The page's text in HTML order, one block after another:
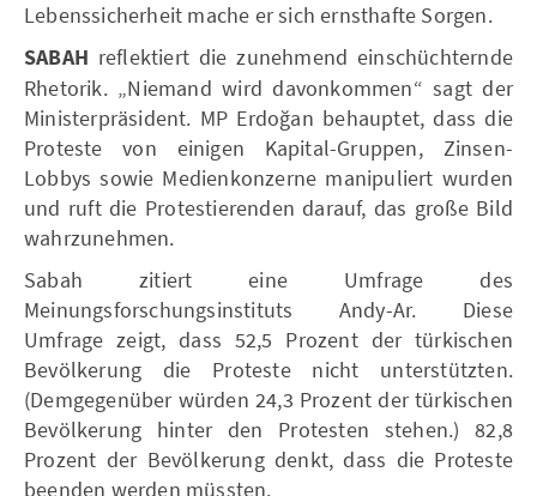
Lebenssicherheit mache er sich ernsthafte Sorgen.
SABAH reflektiert die zunehmend einschüchternde
Rhetorik. „Niemand wird davonkommen“ sagt der
Ministerpräsident. MP Erdoğan behauptet, dass die
Proteste von einigen Kapital-Gruppen, Zinsen-
Lobbys sowie Medienkonzerne manipuliert wurden
und ruft die Protestierenden darauf, das große Bild
wahrzunehmen.
Sabah zitiert eine Umfrage des
Meinungsforschungsinstituts Andy-Ar. Diese
Umfrage zeigt, dass 52,5 Prozent der türkischen
Bevölkerung die Proteste nicht unterstützten.
(Demgegenüber würden 24,3 Prozent der türkischen
Bevölkerung hinter den Protesten stehen.) 82,8
Prozent der Bevölkerung denkt, dass die Proteste
beenden werden müssten.